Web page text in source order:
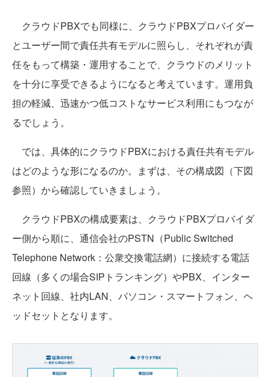
クラウドPBXでも同様に、クラウドPBXプロバイダー
とユーザー間で責任共有モデルに照らし、それぞれが責
任をもって構築・運用することで、クラウドのメリット
を十分に享受できるようになると考えています。運用負
担の軽減、迅速かつ低コストなサービス利用にもつなが
るでしょう。
では、具体的にクラウドPBXにおける責任共有モデル
はどのような形になるのか。まずは、その構成図（下図
参照）から確認していきましょう。
クラウドPBXの構成要素は、クラウドPBXプロバイダ
ー側から順に、通信会社のPSTN（Public Switched
Telephone Network：公衆交換電話網）に接続する電話
回線（多くの場合SIPトランキング）やPBX、インター
ネット回線、社内LAN、パソコン・スマートフォン、ヘ
ッドセットとなります。